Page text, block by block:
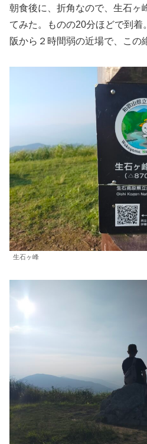
朝食後に、折角なので、生石ヶ
てみた。ものの20分ほどで到着
阪から２時間弱の近場で、この
生石ヶ峰